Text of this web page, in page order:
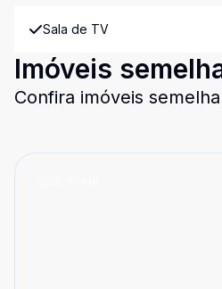
Sala de TV
Imóveis
Confira imóveis